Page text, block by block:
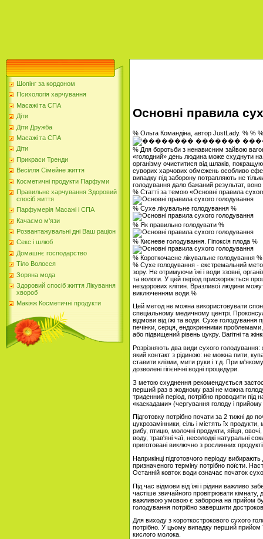
Шопінг за кордоном
Психологія харчування
Масажі та СПА
Діти
Діти Дружба
Масажі та СПА
Діти
Прикраси Тренди
Весілля Сімейне життя
Косметичні продукти Парфуми
Правильне харчування Здоровий
спосіб життя
Парфумерія Масажі і СПА
Качаємо м'язи
Розвантажувальні дні Ваш раціон
Секс і шлюб
Домашнє господарство
Тіло Волосся
Зоряна мода
Здоровий спосіб життя Лікування
хвороб
Макіяж Косметичні продукти
Основні правила
% Ольга Командіна, автор JustLady. % % %
% Для боротьби з ненависним зайвою
«голодний» день людина може схуднути на
організму очиститися від шлаків,
суворих харчових обмежень особливо
випадку під заборону потрапляють не
голодування дало бажаний результат,
% Статті за темою «Основні правила
% Сухе лікувальне голодування %
% Як правильно голодувати %
% Кисневе голодування. Гіпоксія плода %
% Короткочасне лікувальне голодування %
% Сухе голодування - екстремальний
зору. Не отримуючи їжі і води ззовні,
та вологи. У цей період прискорюється
нездорових клітин. Вразливої ​​людини
виключенням води.%
Цей метод не можна використовувати
спеціальному медичному центрі.
відмови від їжі та води. Сухе
печінки, серця, ендокринними
або підвищений рівень цукру. Вагітні та
Розрізняють два види сухого
який контакт з рідиною: не можна пити,
ставити клізми, мити руки і т.д. При
дозволені гігієнічні водні процедури.
З метою схуднення рекомендується
перший раз в жодному разі не можна
триденний період, потрібно проводити під
«каскадами» (чергування голоду і прийому
Підготовку потрібно почати за 2 тижні до
цукрозамінники, сіль і містять їх
рибу, птицю, молочні продукти, яйця,
воду, трав'яні чаї, несолодкі натуральні
приготовані виключно з рослинних
Наприкінці підготовчого періоду
призначеного терміну потрібно поїсти.
Останній ковток води означає початок
Під час відмови від їжі і рідини важливо
частіше звичайного провітрювати
важливою умовою є заборона на прийом
голодування потрібно завершити
Для виходу з короткострокового сухого
потрібно. У цьому випадку перший прийом
кислого молока.